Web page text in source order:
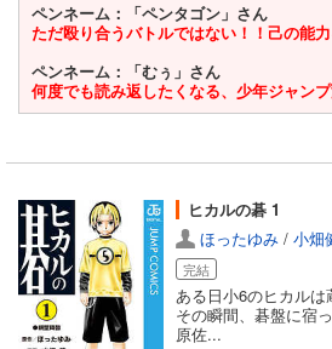
ペンネーム：「ペンタゴン」さん
ただ殴り合うバトルではない！！己の能
ペンネーム：「むぅ」さん
何度でも読み返したくなる、少年ジャン
ヒカルの碁 1
ほったゆみ / 小畑
完結
ある日小6のヒカルは
その瞬間、碁盤に宿
原佐...